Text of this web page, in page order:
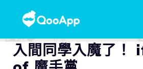
入間同學入魔了